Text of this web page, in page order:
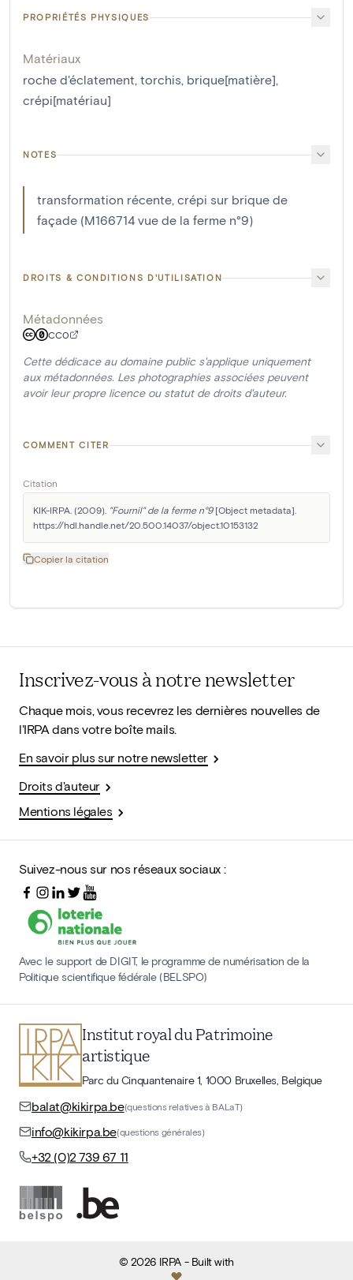
PROPRIÉTÉS PHYSIQUES
Matériaux
roche d'éclatement, torchis, brique[matière],
crépi[matériau]
NOTES
transformation récente, crépi sur brique de
façade (M166714 vue de la ferme n°9)
DROITS & CONDITIONS D'UTILISATION
Métadonnées
CC0
Cette dédicace au domaine public s'applique uniquement
aux métadonnées. Les photographies associées peuvent
avoir leur propre licence ou statut de droits d'auteur.
COMMENT CITER
Citation
KIK-IRPA. (2009). "Fournil" de la ferme n°9 [Object metadata].
https://hdl.handle.net/20.500.14037/object.10153132
Copier la citation
Inscrivez-vous à notre newsletter
Chaque mois, vous recevrez les dernières nouvelles de
l'IRPA dans votre boîte mails.
En savoir plus sur notre newsletter
Droits d'auteur
Mentions légales
Suivez-nous sur nos réseaux sociaux :
Avec le support de DIGIT, le programme de numérisation de la
Politique scientifique fédérale (BELSPO)
Institut royal du Patrimoine
artistique
Parc du Cinquantenaire 1, 1000 Bruxelles, Belgique
balat@kikirpa.be(questions relatives à BALaT)
info@kikirpa.be(questions générales)
+32 (0)2 739 67 11
©2026 IRPA- Built with